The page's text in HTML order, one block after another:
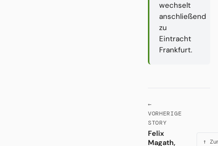
wechselt
anschließend
zu
Eintracht
Frankfurt.
←
VORHERIGE
STORY
Felix
Magath,
↑